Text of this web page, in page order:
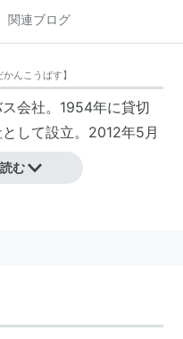
関連ブログ
かんこうばす】
会社。1954年に貸切
して設立。2012年5月
む